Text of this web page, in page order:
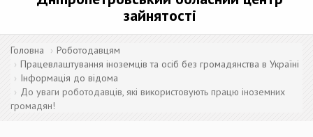
зайнятості
Головна
Роботодавцям
Працевлаштування іноземців та осіб без громадянства в Україні
Інформація до відома
До уваги роботодавців, які використовують працю іноземних
громадян!